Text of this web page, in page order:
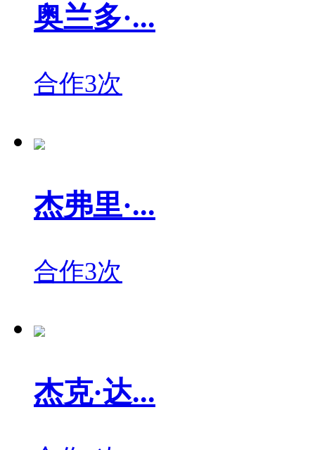
奥兰多·...
合作3次
杰弗里·...
合作3次
杰克·达...